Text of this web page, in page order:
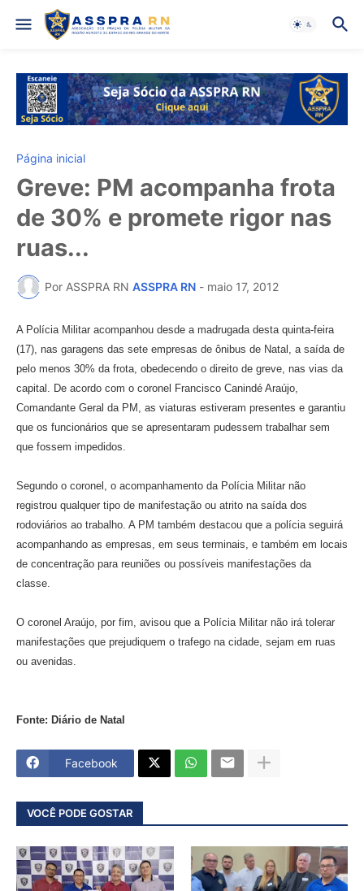
Página inicial
Greve: PM acompanha frota
de 30% e promete rigor nas
ruas...
Por ASSPRA RN ASSPRA RN - maio 17, 2012
A Polícia Militar acompanhou desde a madrugada desta quinta-feira
(17), nas garagens das sete empresas de ônibus de Natal, a saída de
pelo menos 30% da frota, obedecendo o direito de greve, nas vias da
capital. De acordo com o coronel Francisco Canindé Araújo,
Comandante Geral da PM, as viaturas estiveram presentes e garantiu
que os funcionários que se apresentaram pudessem trabalhar sem
que fossem impedidos.
Segundo o coronel, o acompanhamento da Polícia Militar não
registrou qualquer tipo de manifestação ou atrito na saída dos
rodoviários ao trabalho. A PM também destacou que a polícia seguirá
acompanhando as empresas, em seus terminais, e também em locais
de concentração para reuniões ou possíveis manifestações da
classe.
O coronel Araújo, por fim, avisou que a Polícia Militar não irá tolerar
manifestações que prejudiquem o trafego na cidade, sejam em ruas
ou avenidas.
Fonte: Diário de Natal
Facebook
VOCÊ PODE GOSTAR